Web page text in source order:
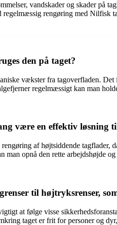
vandskader og skader
rengøring med Nilfisk
den på taget?
vækster fra tagoverfladen.
regelmæssigt kan man
være en effektiv løsning
af højtsiddende
opnå den rette arbejdshøjde
til højtryksrenser,
at følge visse
taget er frit for personer og